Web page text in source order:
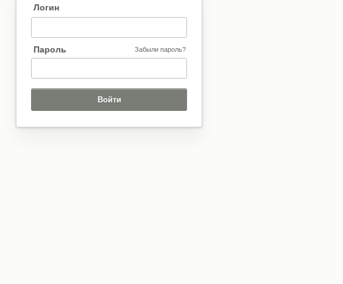
Логин
Пароль Забыли пароль?